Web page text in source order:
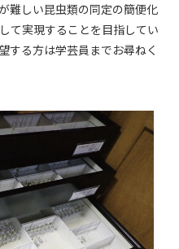
難しい昆虫類の同定の簡便化
て実現することを目指してい
する方は学芸員までお尋ねく